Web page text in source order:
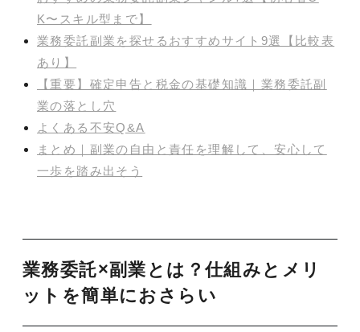
K〜スキル型まで】
業務委託副業を探せるおすすめサイト9選【比較表
あり】
【重要】確定申告と税金の基礎知識｜業務委託副
業の落とし穴
よくある不安Q&A
まとめ｜副業の自由と責任を理解して、安心して
一歩を踏み出そう
業務委託×副業とは？仕組みとメリ
ットを簡単におさらい